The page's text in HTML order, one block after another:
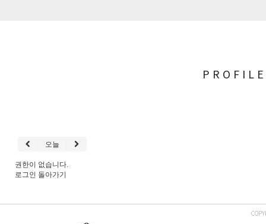
PROFILE
오늘
권한이 없습니다.
로그인 돌아가기